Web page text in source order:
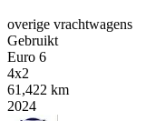
overige vrachtwagens
Gebruikt
Euro 6
4x2
61,422 km
2024